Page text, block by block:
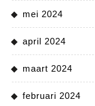
mei 2024
april 2024
maart 2024
februari 2024